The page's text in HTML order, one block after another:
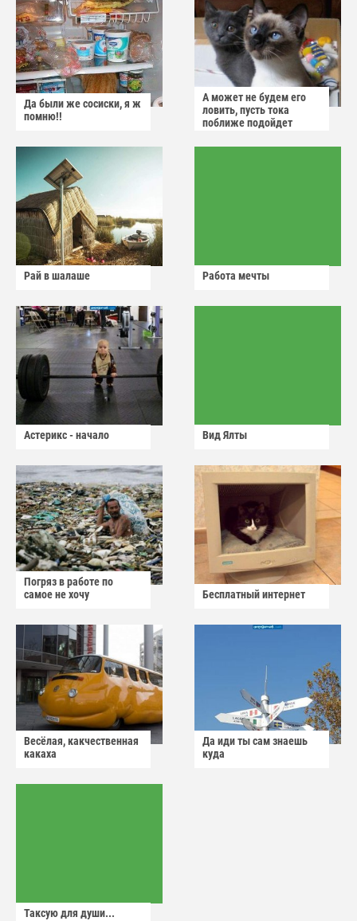
Да были же сосиски, я ж
помню!!
А может не будем его
ловить, пусть тока
поближе подойдет
Рай в шалаше Работа мечты
Астерикс - начало Вид Ялты
Погряз в работе по
самое не хочу
Бесплатный интернет
Весёлая, какчественная
какаха
Да иди ты сам знаешь
куда
Таксую для души...